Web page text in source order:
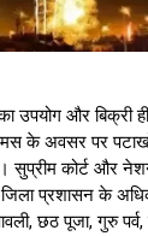
उपयोग और बिक्री
के अवसर पर
सुप्रीम कोर्ट और
प्रशासन के
छठ पूजा, गुरु पर्व,